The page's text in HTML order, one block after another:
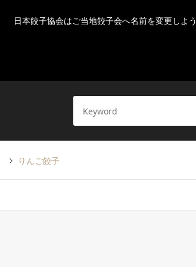
日本餃子協会はご当地餃子会へ名前を変更しよ
りんご餃子